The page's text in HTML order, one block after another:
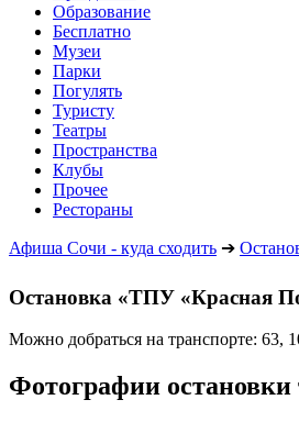
Образование
Бесплатно
Музеи
Парки
Погулять
Туристу
Театры
Пространства
Клубы
Прочее
Рестораны
Афиша Сочи - куда сходить ➔
Остановка «ТПУ «Красная
Можно добраться на транспорте: 63,
Фотографии